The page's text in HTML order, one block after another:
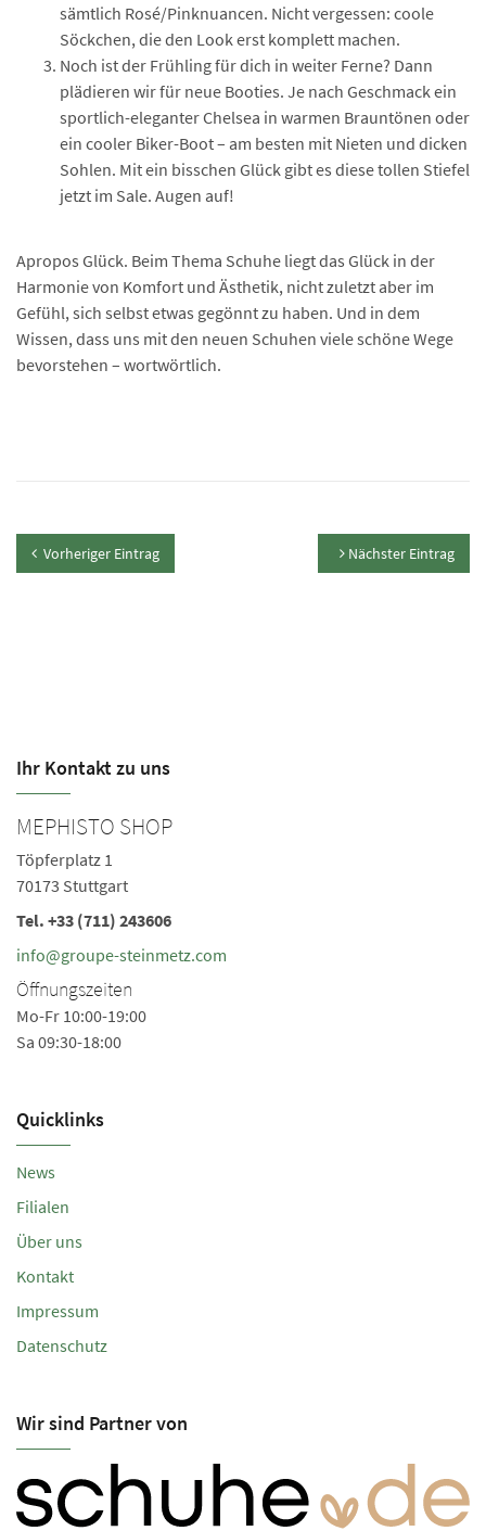
sämtlich Rosé/Pinknuancen. Nicht vergessen: coole
Söckchen, die den Look erst komplett machen.
Noch ist der Frühling für dich in weiter Ferne? Dann
plädieren wir für neue Booties. Je nach Geschmack ein
sportlich-eleganter Chelsea in warmen Brauntönen oder
ein cooler Biker-Boot – am besten mit Nieten und dicken
Sohlen. Mit ein bisschen Glück gibt es diese tollen Stiefel
jetzt im Sale. Augen auf!
Apropos Glück. Beim Thema Schuhe liegt das Glück in der
Harmonie von Komfort und Ästhetik, nicht zuletzt aber im
Gefühl, sich selbst etwas gegönnt zu haben. Und in dem
Wissen, dass uns mit den neuen Schuhen viele schöne Wege
bevorstehen – wortwörtlich.
Vorheriger Eintrag Nächster Eintrag
Ihr Kontakt zu uns
MEPHISTO SHOP
Töpferplatz 1
70173 Stuttgart
Tel. +33 (711) 243606
info@groupe-steinmetz.com
Öffnungszeiten
Mo-Fr 10:00-19:00
Sa 09:30-18:00
Quicklinks
News
Filialen
Über uns
Kontakt
Impressum
Datenschutz
Wir sind Partner von